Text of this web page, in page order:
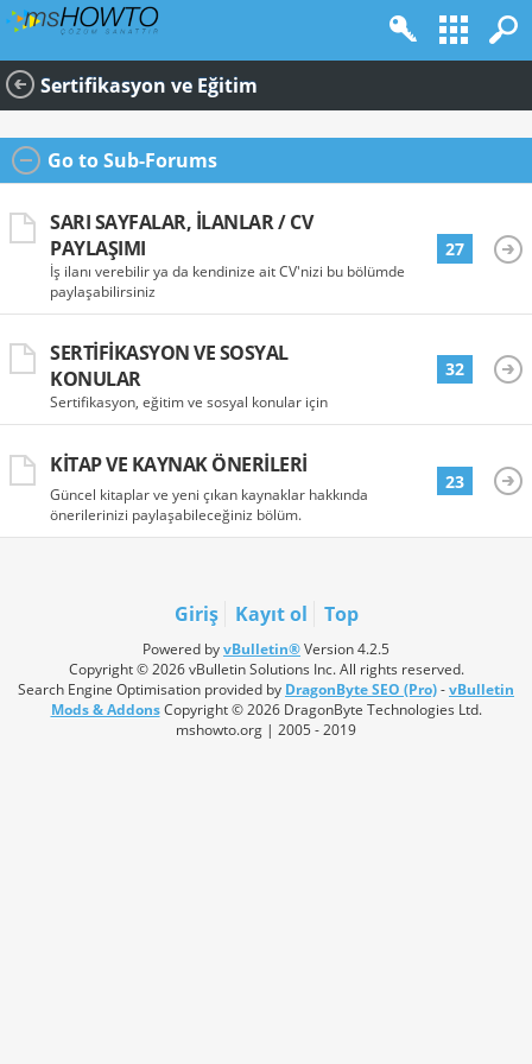
Sertifikasyon ve Eğitim
Go to Sub-Forums
SARI SAYFALAR, İLANLAR / CV
PAYLAŞIMI
İş ilanı verebilir ya da kendinize ait CV'nizi bu bölümde
paylaşabilirsiniz
27
SERTIFIKASYON VE SOSYAL
KONULAR
Sertifikasyon, eğitim ve sosyal konular için
32
KITAP VE KAYNAK ÖNERILERI
Güncel kitaplar ve yeni çıkan kaynaklar hakkında
önerilerinizi paylaşabileceğiniz bölüm.
23
Giriş Kayıt ol Top
Powered byvBulletin®Version 4.2.5
Copyright © 2026 vBulletin Solutions Inc. All rights reserved.
Search Engine Optimisation provided by DragonByte SEO (Pro)-vBulletin
Mods & AddonsCopyright © 2026 DragonByte Technologies Ltd.
mshowto.org | 2005 - 2019